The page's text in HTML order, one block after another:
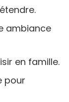
ambiance
en famille.
pour